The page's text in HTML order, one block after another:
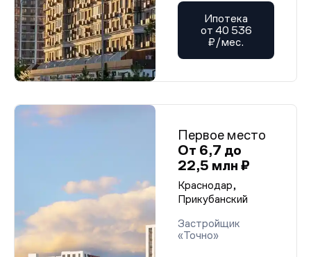
Ипотека
от 40 536
₽/мес.
Первое место
От 6,7 до
22,5 млн ₽
Краснодар,
Прикубанский
Застройщик
«Точно»